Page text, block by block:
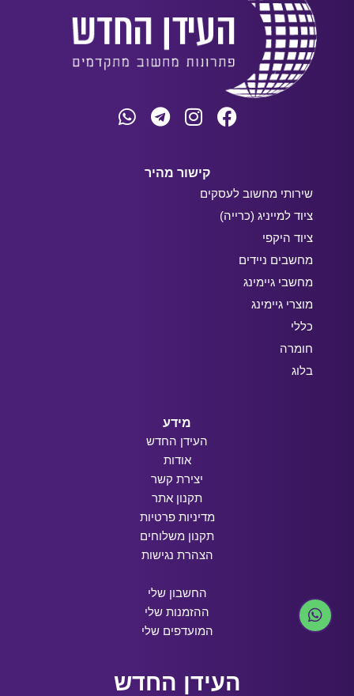
קישור מהיר
שירותי מחשוב לעסקים
ציוד למייניג (כרייה)
ציוד היקפי
מחשבים ניידים
מחשבי גיימינג
מוצרי גיימינג
כללי
חומרה
בלוג
מידע
העידן החדש
אודות
יצירת קשר
תקנון אתר
מדיניות פרטיות
תקנון משלוחים
הצהרת נגישות
החשבון שלי
ההזמנות שלי
המועדפים שלי
העידן החדש